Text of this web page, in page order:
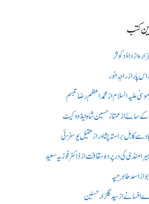
کتب
از داؤد کوثر
پار از راجہ انور
علیہ السلام از محمد اعظم رضا تبسم
سائے از ممتاز حسین شاہ ایڈووکیٹ
سے کابل براستہ پشاور از عقیل یوسفزئی
منڈی کی در پردہ سقافت از ڈاکٹر فوزیہ سعید
از اسد طاہر جپہ
افسانے از سید گلزار حسنین